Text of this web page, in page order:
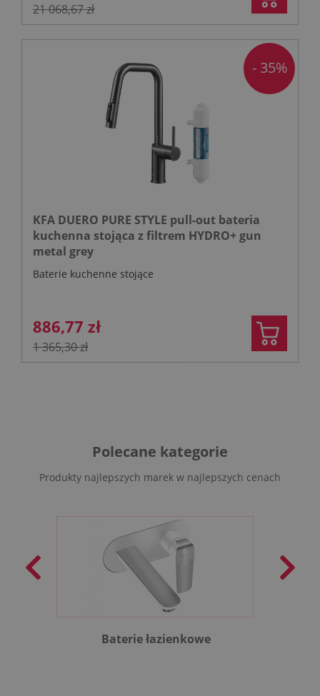
21 068,67 zł
KFA DUERO PURE STYLE pull-out bateria
kuchenna stojąca z filtrem HYDRO+ gun
metal grey
Baterie kuchenne stojące
886,77 zł
1 365,30 zł
- 35%
Polecane kategorie
Produkty najlepszych marek w najlepszych cenach
Baterie łazienkowe